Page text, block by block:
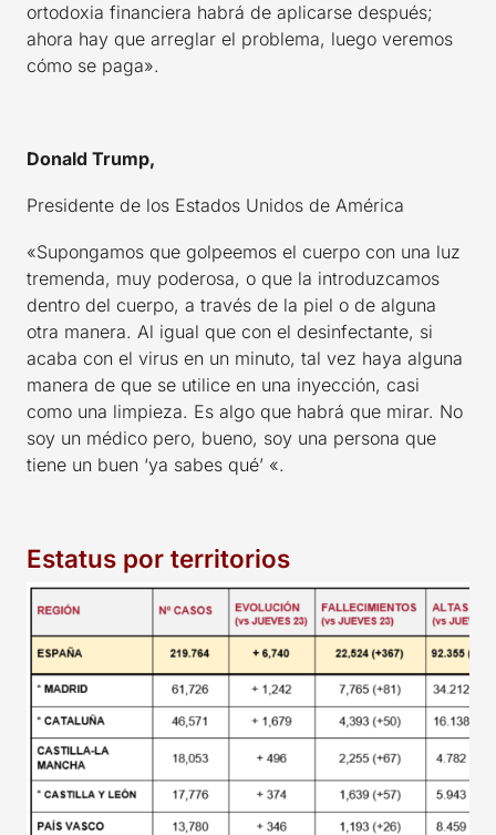
ortodoxia financiera habrá de aplicarse después;
ahora hay que arreglar el problema, luego veremos
cómo se paga».
Donald Trump,
Presidente de los Estados Unidos de América
«Supongamos que golpeemos el cuerpo con una luz
tremenda, muy poderosa, o que la introduzcamos
dentro del cuerpo, a través de la piel o de alguna
otra manera. Al igual que con el desinfectante, si
acaba con el virus en un minuto, tal vez haya alguna
manera de que se utilice en una inyección, casi
como una limpieza. Es algo que habrá que mirar. No
soy un médico pero, bueno, soy una persona que
tiene un buen ‘ya sabes qué’ «.
Estatus por territorios